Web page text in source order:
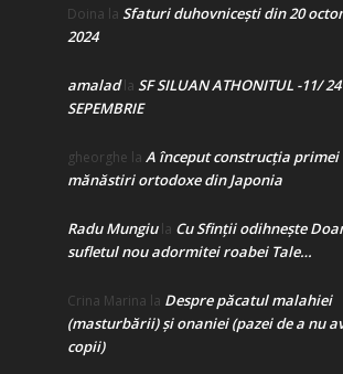
Doina la Sfaturi duhovnicești din 20
2024
amaladla SF SILUAN ATHONITUL -11/ 24
SEPEMBRIE
gheorghe la A început construcţia primei
mănăstiri ortodoxe din Japonia
Radu Mungiula Cu Sfinții odihnește
sufletul nou adormitei roabei Tale…
Crina Marina la Despre păcatul malahiei
(masturbării) şi onaniei (pazei de a nu
copii)